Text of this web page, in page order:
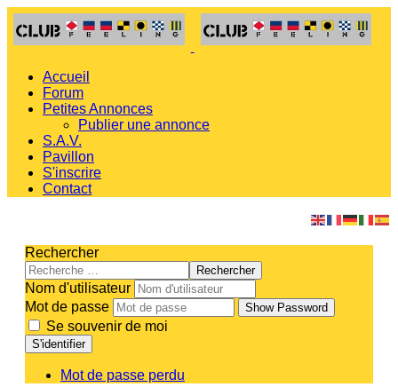
Accueil
Forum
Petites Annonces
Publier une annonce
S.A.V.
Pavillon
S'inscrire
Contact
Rechercher
Rechercher
Nom d'utilisateur
Mot de passe
Show Password
Se souvenir de moi
S'identifier
Mot de passe perdu